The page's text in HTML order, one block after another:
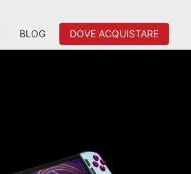
BLOG DOVE ACQUISTARE